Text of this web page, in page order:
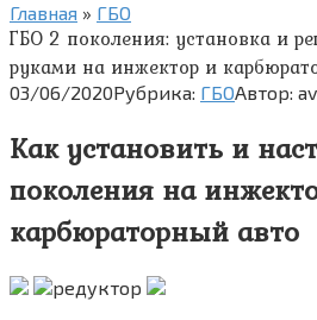
Главная » ГБО
ГБО 2 поколения: установка и
руками на инжектор и
03/06/2020Рубрика: ГБОАвтор:
Как установить и
поколения на
карбюраторный авто